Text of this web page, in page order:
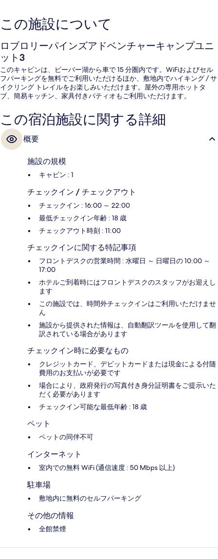
この施設について
ロブロリーパインズアドベンチャーキャンプユニ
ット3
このキャビンは、ビーバー湖から車で 15 分圏内です。WiFiおよびセル
フパーキングを無料でご利用いただけるほか、敷地内でハイキング / サ
イクリング トレイルをお楽しみいただけます。屋外の専用ホットタ
ブ、簡易キッチン、家具付きパティオもご利用いただけます。
この宿泊施設に関する詳細
概要
施設の規模
キャビン : 1
チェックイン / チェックアウト
チェックイン : 16:00 ～ 22:00
最低チェックイン年齢 : 18 歳
チェックアウト時刻 : 11:00
チェックインに関する特記事項
フロントデスクの営業時間 : 水曜日 ～ 日曜日の 10:00 ～
17:00
ホテルご到着時にはフロントデスクのスタッフがお迎えし
ます
この施設では、時間外チェックインはご利用いただけませ
ん
施設から提供された情報は、自動翻訳ツールを使用して翻
訳されている場合があります
チェックイン時に必要なもの
クレジットカード、デビットカードまたは現金による付随
費用のお支払いが必要です
場合により、政府発行の写真付き身分証明書をご提示いた
だく必要があります
チェックイン可能な最低年齢 : 18 歳
ペット
ペットの同伴不可
インターネット
室内での無料 WiFi (通信速度 : 50 Mbps 以上)
駐車場
敷地内に無料のセルフパーキング
その他の情報
全館禁煙